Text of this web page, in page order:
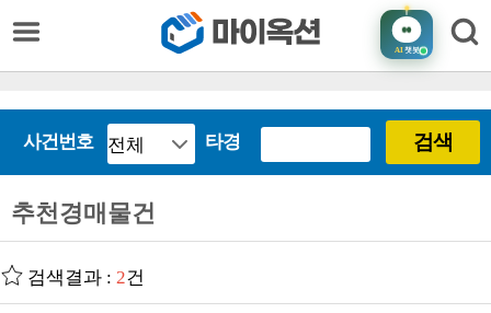
AI챗봇
사건번호 타경 검색
추천경매물건
검색결과 : 2건